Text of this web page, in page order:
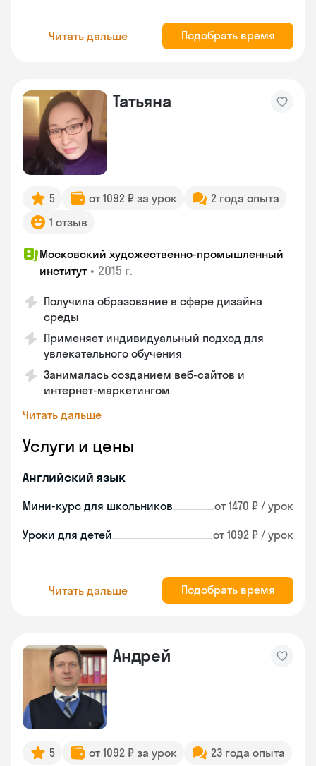
Читать дальше Подобрать время
Татьяна
5 от 1092 ₽ за урок
2 года опыта
1 отзыв
Московский художественно-промышленный
институт • 2015 г.
Получила образование в сфере дизайна
среды
Применяет индивидуальный подход для
увлекательного обучения
Занималась созданием веб-сайтов и
интернет-маркетингом
Читать дальше
Услуги и цены
Английский язык
Мини-курс для школьников от 1470 ₽ / урок
Уроки для детей от 1092 ₽ / урок
Читать дальше Подобрать время
Андрей
5 от 1092 ₽ за урок 23 года опыта